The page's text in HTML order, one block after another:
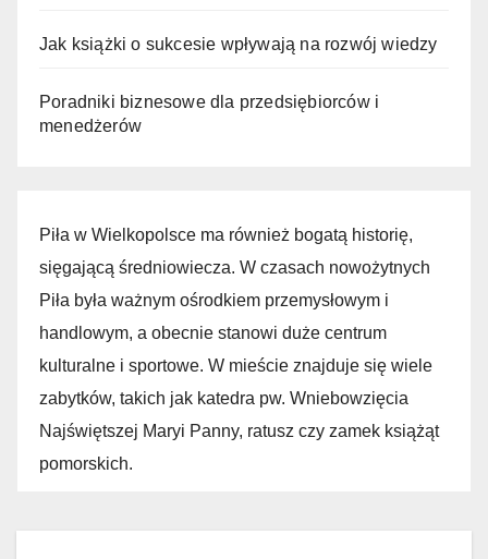
Jak książki o sukcesie wpływają na rozwój wiedzy
Poradniki biznesowe dla przedsiębiorców i
menedżerów
Piła w Wielkopolsce ma również bogatą historię,
sięgającą średniowiecza. W czasach nowożytnych
Piła była ważnym ośrodkiem przemysłowym i
handlowym, a obecnie stanowi duże centrum
kulturalne i sportowe. W mieście znajduje się wiele
zabytków, takich jak katedra pw. Wniebowzięcia
Najświętszej Maryi Panny, ratusz czy zamek książąt
pomorskich.